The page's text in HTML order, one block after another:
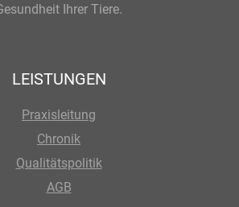
Ihrer Tiere.
LEISTUNGEN
Praxisleitung
Chronik
Qualitätspolitik
AGB